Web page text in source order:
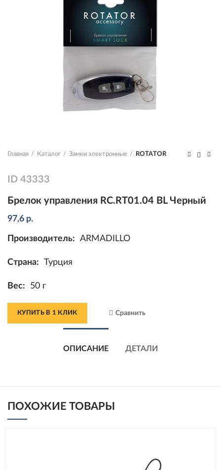
Главная Каталог Замки электронные ROTATOR
ID 43333
Брелок управления RC.RT01.04 BL Черный
97,6 р.
Производитель: ARMADILLO
Страна: Турция
Вес: 50 г
КУПИТЬ В 1 КЛИК Сравнить
ОПИСАНИЕ ДЕТАЛИ
ПОХОЖИЕ ТОВАРЫ